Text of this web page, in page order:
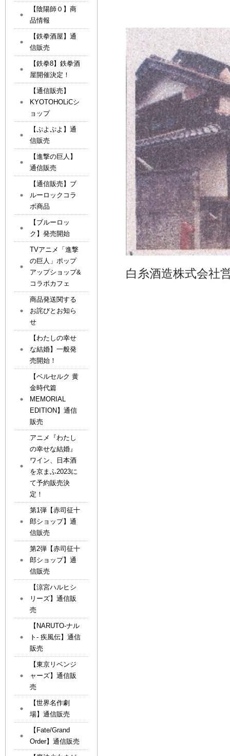
白糸酒造株式会
【陰陽師０】商
品情報
【鉄拳酒屋】通
信販売
【鉄拳8】鉄拳酒
屋開催決定！
【通信販売】
KYOTOHOLiCシ
ョップ
【ぷよぷよ】通
信販売
【進撃の巨人】
通信販売
【通信販売】ブ
ルーロックコラ
ボ商品
【ブルーロッ
ク】発売開始
TVアニメ「進撃
の巨人」ポップ
アップショップ&
コラボカフェ
商品発送関する
お詫びとお知ら
せ
【わたしの幸せ
な結婚】一般発
売開始！
【ベルセルク 黄
金時代篇
MEMORIAL
EDITION】通信
販売
アニメ『わたし
の幸せな結婚』
ワイン、日本酒
を京まふ2023に
て予約販売決
定！
第1弾【赤司征十
郎ショップ】通
信販売
第2弾【赤司征十
郎ショップ】通
信販売
【涼宮ハルヒシ
リーズ】通信販
売
【NARUTO-ナル
ト- 疾風伝】通信
販売
【東京リベンジ
ャーズ】通信販
売
【世界名作劇
場】通信販売
【Fate/Grand
Order】通信販売